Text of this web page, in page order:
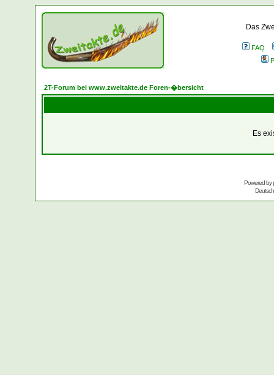
Das
FAQ
2T-Forum bei www.zweitakte.de Foren-�bersicht
Es
Powered by